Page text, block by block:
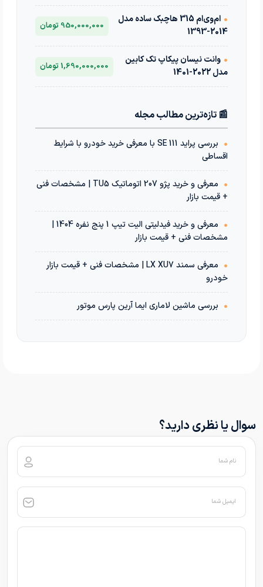
•
ام‌وی‌ام 315 هاچبک ساده مدل
2014-1393
950,000,000 تومان
• وانت نیسان پیکاپ تک کابین
مدل 2022-1401
1,690,000,000 تومان
📰 تازه‌ترین مطالب مجله
•
بررسی پراید 111 SE با معرفی خرید خودرو با شرایط
اقساطی
•
معرفی و خرید پژو 207 اتوماتیک TU5 | مشخصات فنی
+ قیمت بازار
•
معرفی و خرید فیدلیتی الیت تیپ 1 پنج نفره 1404 |
مشخصات فنی + قیمت بازار
•
معرفی سمند LX XU7 | مشخصات فنی + قیمت بازار
خودرو
• بررسی ماشین لاماری ایما آرین پارس موتور
سوال یا نظری دارید؟
نام شما
ایمیل شما